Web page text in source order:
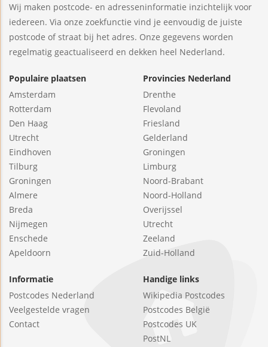
Wij maken postcode- en adresseninformatie inzichtelijk voor
iedereen. Via onze zoekfunctie vind je eenvoudig de juiste
postcode of straat bij het adres. Onze gegevens worden
regelmatig geactualiseerd en dekken heel Nederland.
Populaire plaatsen
Amsterdam
Rotterdam
Den Haag
Utrecht
Eindhoven
Tilburg
Groningen
Almere
Breda
Nijmegen
Enschede
Apeldoorn
Provincies Nederland
Drenthe
Flevoland
Friesland
Gelderland
Groningen
Limburg
Noord-Brabant
Noord-Holland
Overijssel
Utrecht
Zeeland
Zuid-Holland
Informatie
Postcodes Nederland
Veelgestelde vragen
Contact
Handige links
Wikipedia Postcodes
Postcodes België
Postcodes UK
PostNL